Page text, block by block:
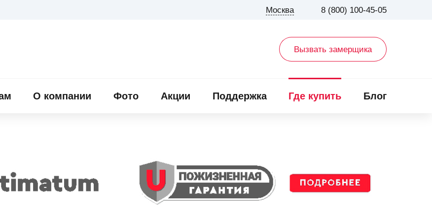
Москва 8 (800) 100-45-05
Вызвать замерщика
О компании Фото Акции Поддержка Где купить Блог